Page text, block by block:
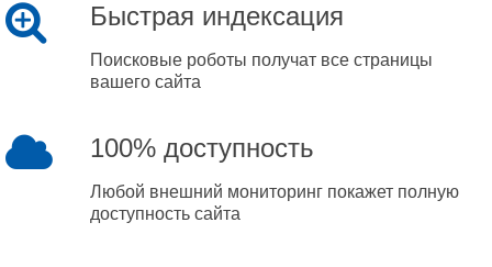
Быстрая индексация
Поисковые роботы получат все страницы
вашего сайта
100% доступность
Любой внешний мониторинг покажет полную
доступность сайта